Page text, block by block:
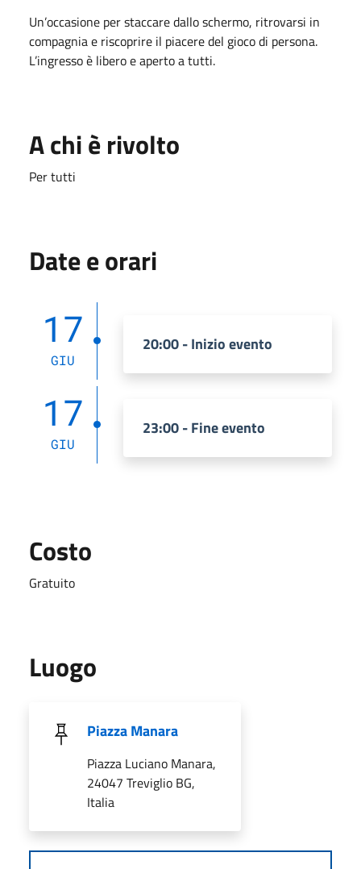
Un’occasione per staccare dallo schermo, ritrovarsi in
compagnia e riscoprire il piacere del gioco di persona.
L’ingresso è libero e aperto a tutti.
A chi è rivolto
Per tutti
Date e orari
17
GIU
20:00 - Inizio evento
17
GIU
23:00 - Fine evento
Costo
Gratuito
Luogo
Piazza Manara
Piazza Luciano Manara,
24047 Treviglio BG,
Italia